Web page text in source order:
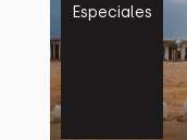
Especiales